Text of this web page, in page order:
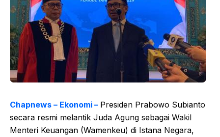
Chapnews – Ekonomi – Presiden Prabowo Subianto
secara resmi melantik Juda Agung sebagai Wakil
Menteri Keuangan (Wamenkeu) di Istana Negara,